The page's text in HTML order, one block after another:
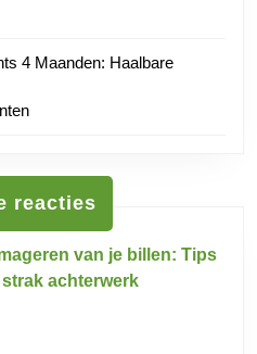
4 Maanden: Haalbare
reacties
van je billen: Tips
achterwerk